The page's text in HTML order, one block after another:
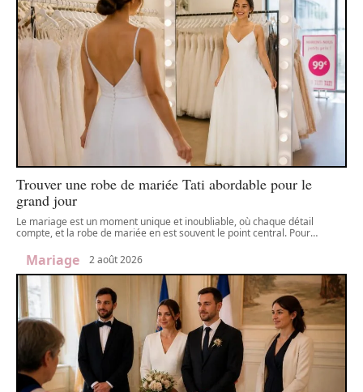
Trouver une robe de mariée Tati abordable pour le
grand jour
Le mariage est un moment unique et inoubliable, où chaque détail
compte, et la robe de mariée en est souvent le point central. Pour…
Mariage 2 août 2026